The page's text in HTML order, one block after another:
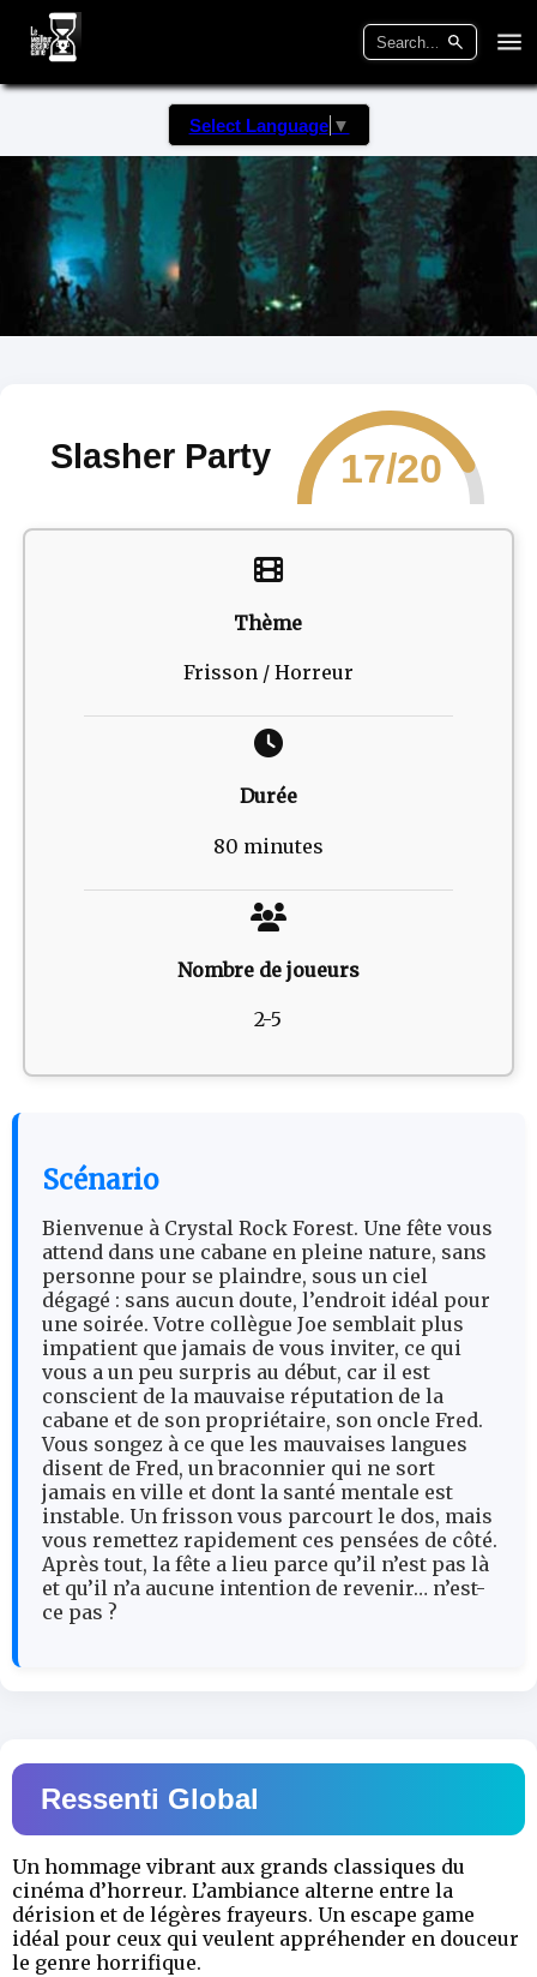
Select Language ▼
Slasher Party 17/20
Thème
Frisson / Horreur
Durée
80 minutes
Nombre de joueurs
2-5
Scénario
Bienvenue à Crystal Rock Forest. Une fête vous
attend dans une cabane en pleine nature, sans
personne pour se plaindre, sous un ciel
dégagé : sans aucun doute, l’endroit idéal pour
une soirée. Votre collègue Joe semblait plus
impatient que jamais de vous inviter, ce qui
vous a un peu surpris au début, car il est
conscient de la mauvaise réputation de la
cabane et de son propriétaire, son oncle Fred.
Vous songez à ce que les mauvaises langues
disent de Fred, un braconnier qui ne sort
jamais en ville et dont la santé mentale est
instable. Un frisson vous parcourt le dos, mais
vous remettez rapidement ces pensées de côté.
Après tout, la fête a lieu parce qu’il n’est pas là
et qu’il n’a aucune intention de revenir… n’est-
ce pas ?
Ressenti Global
Un hommage vibrant aux grands classiques du
cinéma d’horreur. L’ambiance alterne entre la
dérision et de légères frayeurs. Un escape game
idéal pour ceux qui veulent appréhender en douceur
le genre horrifique.